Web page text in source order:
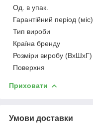
Од. в упак.
Гарантійний період (міс)
Тип вироби
Країна бренду
Розміри виробу (ВхШхГ)
Поверхня
Приховати
Умови доставки